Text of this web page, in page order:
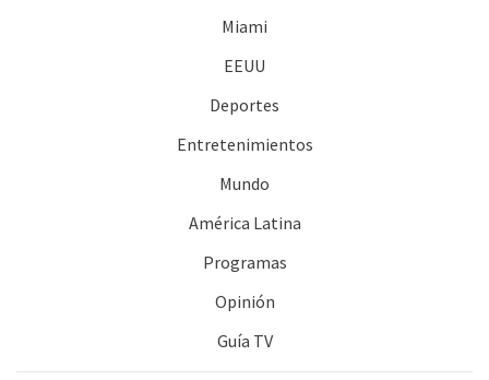
Miami
EEUU
Deportes
Entretenimientos
Mundo
América Latina
Programas
Opinión
Guía TV